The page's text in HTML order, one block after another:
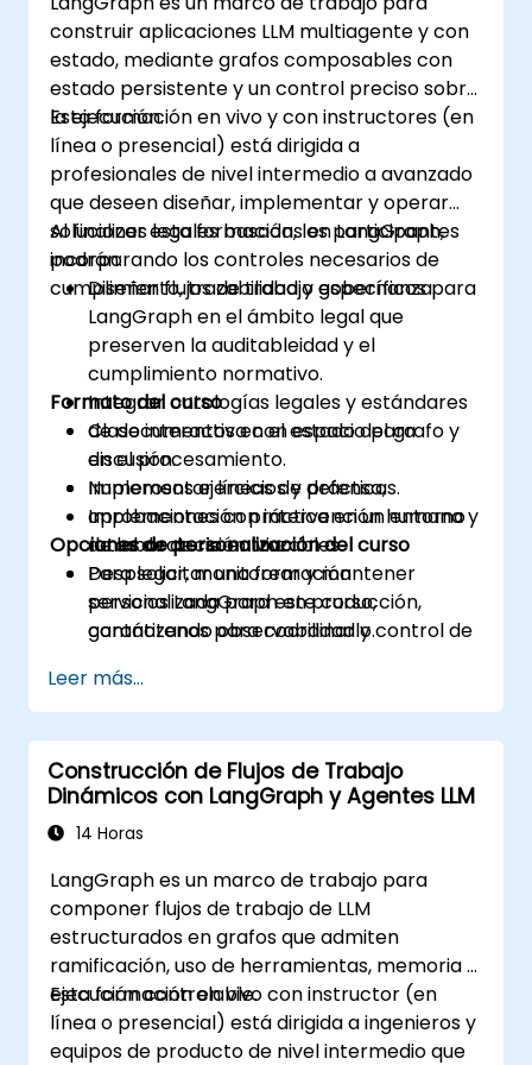
construir aplicaciones LLM multiagente y con
estado, mediante grafos composables con
estado persistente y un control preciso sobre
la ejecución.
Esta formación en vivo y con instructores (en
línea o presencial) está dirigida a
profesionales de nivel intermedio a avanzado
que deseen diseñar, implementar y operar
soluciones legales basadas en LangGraph,
incorporando los controles necesarios de
cumplimiento, trazabilidad y gobernanza.
Al finalizar esta formación, los participantes
podrán:
Diseñar flujos de trabajo específicos para
LangGraph en el ámbito legal que
preserven la auditableidad y el
cumplimiento normativo.
Integrar ontologías legales y estándares
de documentos en el estado del grafo y
en el procesamiento.
Implementar líneas de defensa,
aprobaciones con intervención humana y
rutas de decisión trazables.
Desplegar, monitorear y mantener
servicios LangGraph en producción,
garantizando observabilidad y control de
Formato del curso
Clase interactiva con espacio para
discusión.
Numerosos ejercicios y prácticas.
Implementación práctica en un entorno
de laboratorio en vivo.
Opciones de personalización del curso
Para solicitar una formación
personalizada para este curso,
contáctenos para coordinarlo.
Leer más...
Construcción de Flujos de Trabajo
Dinámicos con LangGraph y Agentes LLM
14 Horas
LangGraph es un marco de trabajo para
componer flujos de trabajo de LLM
estructurados en grafos que admiten
ramificación, uso de herramientas, memoria y
ejecución controlable.
Esta formación en vivo con instructor (en
línea o presencial) está dirigida a ingenieros y
equipos de producto de nivel intermedio que